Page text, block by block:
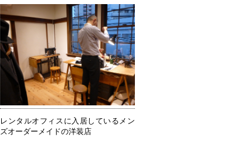
レンタルオフィスに入居しているメン
ズオーダーメイドの洋装店